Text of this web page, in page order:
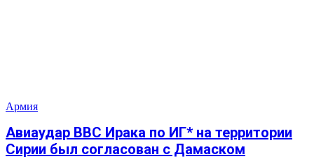
Армия
Авиаудар ВВС Ирака по ИГ* на территории
Сирии был согласован с Дамаском